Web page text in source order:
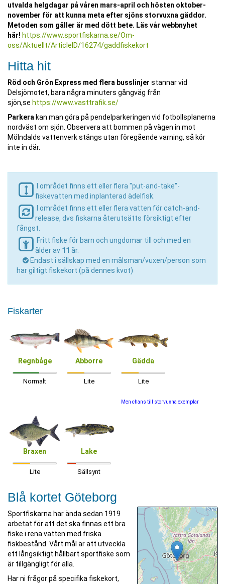
utvalda helgdagar på våren mars-april och hösten oktober-
november för att kunna meta efter sjöns storvuxna gäddor.
Metoden som gäller är med dött bete. Läs vår webbnyhet
här! https://www.sportfiskarna.se/Om-
oss/Aktuellt/ArticleID/16274/gaddfiskekort
Hitta hit
Röd och Grön Express med flera busslinjer stannar vid
Delsjömotet, bara några minuters gångväg från
sjön,se https://www.vasttrafik.se/
Parkera kan man göra på pendelparkeringen vid fotbollsplanerna
nordväst om sjön. Observera att bommen på vägen in mot
Mölndalds vattenverk stängs utan föregående varning, så kör
inte in där.
I området finns ett eller flera "put-and-take"-
fiskevatten med inplanterad ädelfisk.
I området finns ett eller flera vatten för catch-and-
release, dvs fiskarna återutsätts försiktigt efter
fångst.
Fritt fiske för barn och ungdomar till och med en
ålder av 11 år.
Endast i sällskap med en målsman/vuxen/person som
har giltigt fiskekort (på dennes kvot)
Fiskarter
Regnbåge
Normalt
Abborre
Lite
Gädda
Lite
Men chans till storvuxna exemplar
Braxen
Lite
Lake
Sällsynt
Blå kortet Göteborg
Sportfiskarna har ända sedan 1919
arbetat för att det ska finnas ett bra
fiske i rena vatten med friska
fiskbestånd. Vårt mål är att utveckla
ett långsiktigt hållbart sportfiske som
är tillgängligt för alla.
Har ni frågor på specifika fiskekort,